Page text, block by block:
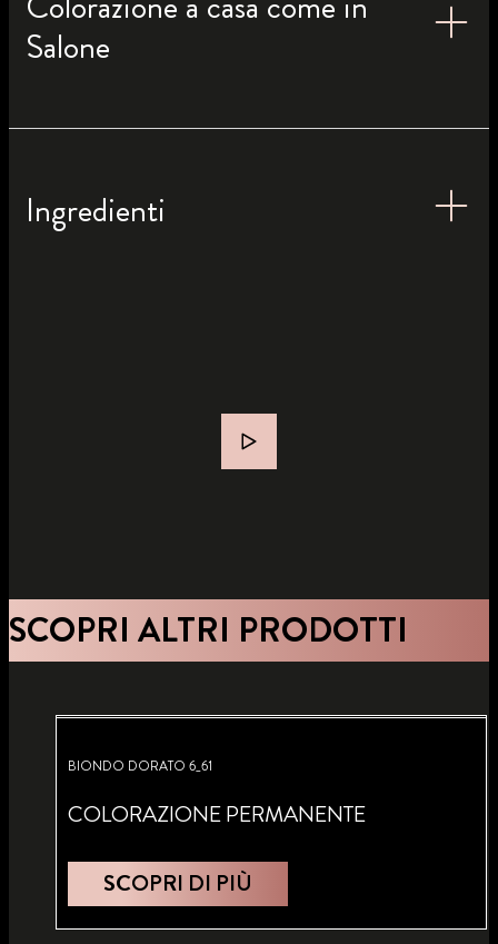
Salone
Ingredienti
SCOPRI ALTRI PRODOTTI
BIONDO DORATO 6_61
COLORAZIONE PERMANENTE
SCOPRI DI PIÙ